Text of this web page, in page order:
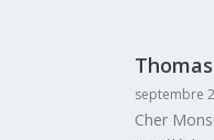
septembre
Cher